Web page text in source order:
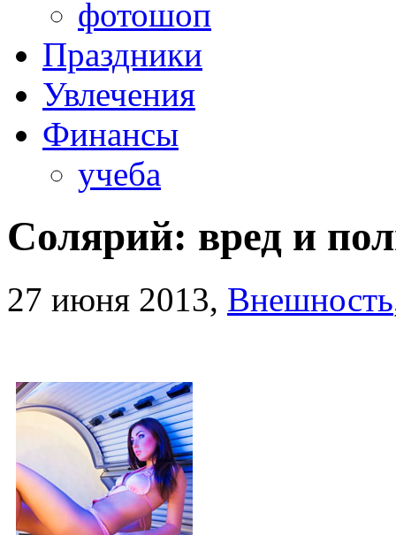
фотошоп
Праздники
Увлечения
Финансы
учеба
Солярий: вред и
27 июня 2013, Внешность